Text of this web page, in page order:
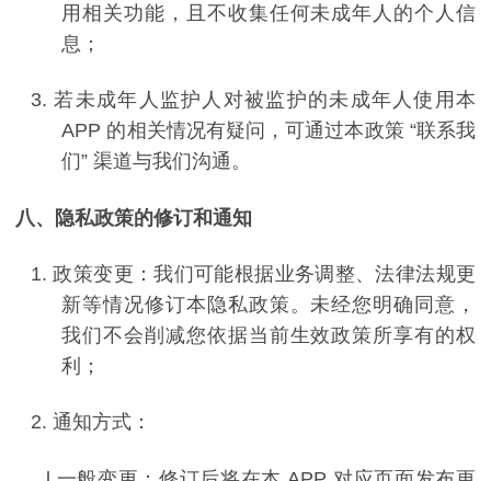
用相关功能，且不收集任何未成年人的个人信
息；
3.若未成年人监护人对被监护的未成年人使用本
APP 的相关情况有疑问，可通过本政策 “联系我
们”渠道与我们沟通。
八、隐私政策的修订和通知
1.政策变更：我们可能根据业务调整、法律法规更
新等情况修订本隐私政策。未经您明确同意，
我们不会削减您依据当前生效政策所享有的权
利；
2. 通知方式：